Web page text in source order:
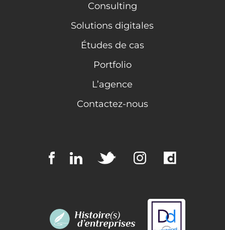
Consulting
Solutions digitales
Études de cas
Portfolio
L’agence
Contactez-nous